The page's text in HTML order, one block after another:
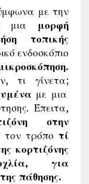
με την
μια μορφή
τοπικής
ενδοσκόπιο
τι γίνετα;
με μια
Έπειτα,
στην
τον τρόποτί
κορτιζόνης
για
πάθησης.